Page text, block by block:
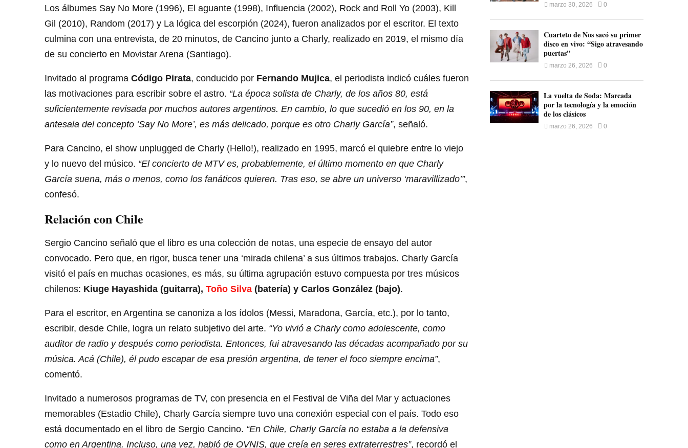
Los álbumes Say No More (1996), El aguante (1998), Influencia (2002), Rock and Roll Yo (2003), Kill
Gil (2010), Random (2017) y La lógica del escorpión (2024), fueron analizados por el escritor. El texto
culmina con una entrevista, de 20 minutos, de Cancino junto a Charly, realizado en 2019, el mismo día
de su concierto en Movistar Arena (Santiago).
Invitado al programa Código Pirata, conducido por Fernando Mujica, el periodista indicó cuáles fueron
las motivaciones para escribir sobre el astro. “La época solista de Charly, de los años 80, está
suficientemente revisada por muchos autores argentinos. En cambio, lo que sucedió en los 90, en la
antesala del concepto ‘Say No More’, es más delicado, porque es otro Charly García”, señaló.
Para Cancino, el show unplugged de Charly (Hello!), realizado en 1995, marcó el quiebre entre lo viejo
y lo nuevo del músico. “El concierto de MTV es, probablemente, el último momento en que Charly
García suena, más o menos, como los fanáticos quieren. Tras eso, se abre un universo ‘maravillizado’”,
confesó.
Relación con Chile
Sergio Cancino señaló que el libro es una colección de notas, una especie de ensayo del autor
convocado. Pero que, en rigor, busca tener una ‘mirada chilena’ a sus últimos trabajos. Charly García
visitó el país en muchas ocasiones, es más, su última agrupación estuvo compuesta por tres músicos
chilenos: Kiuge Hayashida (guitarra), Toño Silva (batería) y Carlos González (bajo).
Para el escritor, en Argentina se canoniza a los ídolos (Messi, Maradona, García, etc.), por lo tanto,
escribir, desde Chile, logra un relato subjetivo del arte. “Yo vivió a Charly como adolescente, como
auditor de radio y después como periodista. Entonces, fui atravesando las décadas acompañado por su
música. Acá (Chile), él pudo escapar de esa presión argentina, de tener el foco siempre encima”,
comentó.
Invitado a numerosos programas de TV, con presencia en el Festival de Viña del Mar y actuaciones
memorables (Estadio Chile), Charly García siempre tuvo una conexión especial con el país. Todo eso
está documentado en el libro de Sergio Cancino. “En Chile, Charly García no estaba a la defensiva
como en Argentina. Incluso, una vez, habló de OVNIS, que creía en seres extraterrestres”, recordó el
marzo 30, 2026 0
Cuarteto de Nos sacó su primer
disco en vivo: “Sigo atravesando
puertas”
marzo 26, 2026 0
La vuelta de Soda: Marcada
por la tecnología y la emoción
de los clásicos
marzo 26, 2026 0